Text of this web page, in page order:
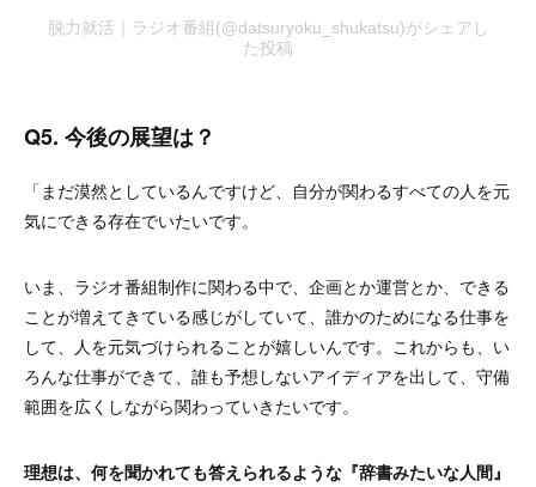
脱力就活｜ラジオ番組(@datsuryoku_shukatsu)がシェアし
た投稿
Q5. 今後の展望は？
「まだ漠然としているんですけど、自分が関わるすべての人を元
気にできる存在でいたいです。
いま、ラジオ番組制作に関わる中で、企画とか運営とか、できる
ことが増えてきている感じがしていて、誰かのためになる仕事を
して、人を元気づけられることが嬉しいんです。これからも、い
ろんな仕事ができて、誰も予想しないアイディアを出して、守備
範囲を広くしながら関わっていきたいです。
理想は、何を聞かれても答えられるような『辞書みたいな人間』